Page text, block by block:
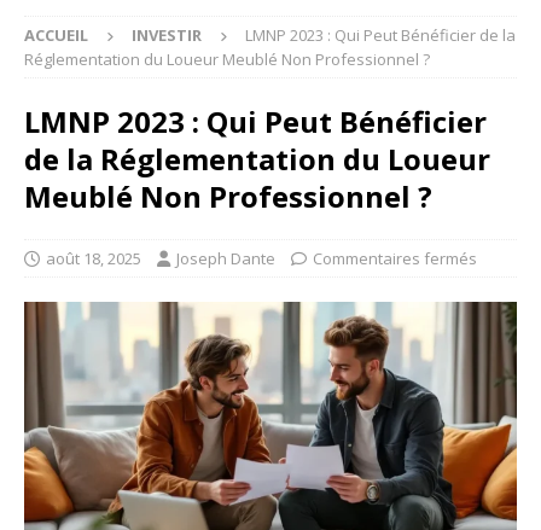
ACCUEIL INVESTIR
LMNP 2023 : Qui Peut Bénéficier de la
Réglementation du Loueur Meublé Non Professionnel ?
LMNP 2023 : Qui Peut Bénéficier
de la Réglementation du Loueur
Meublé Non Professionnel ?
août 18, 2025 Joseph Dante Commentaires fermés